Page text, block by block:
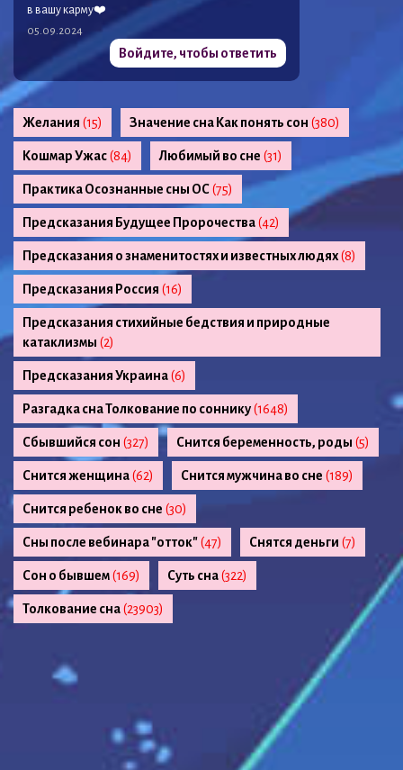
в вашу карму❤️
05.09.2024
Войдите, чтобы ответить
Желания (15) Значение сна Как понять сон (380)
Кошмар Ужас(84) Любимый во сне (31)
Практика Осознанные сны ОС(75)
Предсказания Будущее Пророчества(42)
Предсказания о знаменитостях и известных людях(8)
Предсказания Россия (16)
Предсказания стихийные бедствия и природные
катаклизмы (2)
Предсказания Украина(6)
Разгадка сна Толкование по соннику(1648)
Сбывшийся сон (327) Снится беременность, роды (5)
Снится женщина(62) Снится мужчина во сне (189)
Снится ребенок во сне (30)
Сны после вебинара "отток"(47) Снятся деньги (7)
Сон о бывшем(169) Суть сна(322)
Толкование сна(23903)